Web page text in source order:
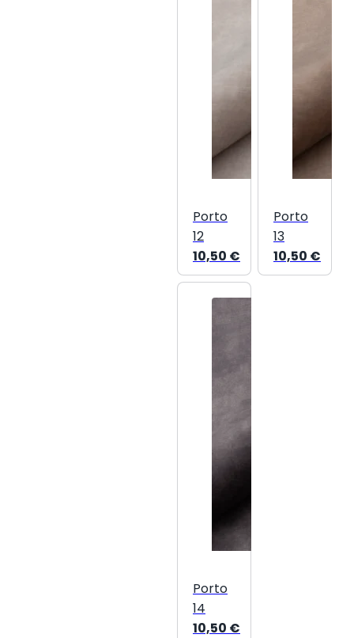
Porto
12
10,50 €
Porto
13
10,50 €
Porto
14
10,50 €